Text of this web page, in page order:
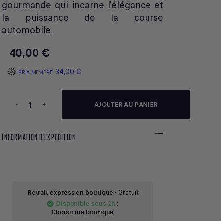
gourmande qui incarne l'élégance et
la puissance de la course
automobile.
40,00 €
PRIX MEMBRE 34,00 €
- + AJOUTER AU PANIER
INFORMATION D'EXPEDITION
Retrait express en boutique - Gratuit
check_circle Disponible sous 2h :
Choisir ma boutique